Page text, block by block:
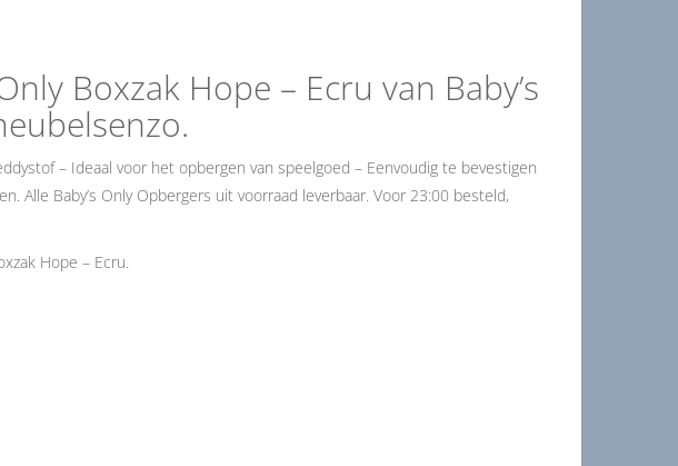
Boxzak Hope – Ecru van Baby’s
– Ideaal voor het opbergen van speelgoed – Eenvoudig te bevestigen
Alle Baby’s Only Opbergers uit voorraad leverbaar. Voor 23:00 besteld,
Hope – Ecru.